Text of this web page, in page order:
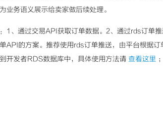
业务语义展示给卖家做后续处理。
1、通过交易API获取订单数据。2、通过rds订单
API的方案。推荐使用rds订单推送，由平台根据
开发者RDS数据库中，具体使用方法请 查看这里 ；